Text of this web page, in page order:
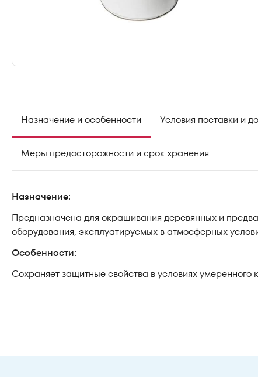
Назначение и особенности Условия поставки и
Меры предосторожности и срок хранения
Назначение:
Предназначена для окрашивания деревянных и
оборудования, эксплуатируемых в атмосферных
Особенности:
Сохраняет защитные свойства в условиях умеренного